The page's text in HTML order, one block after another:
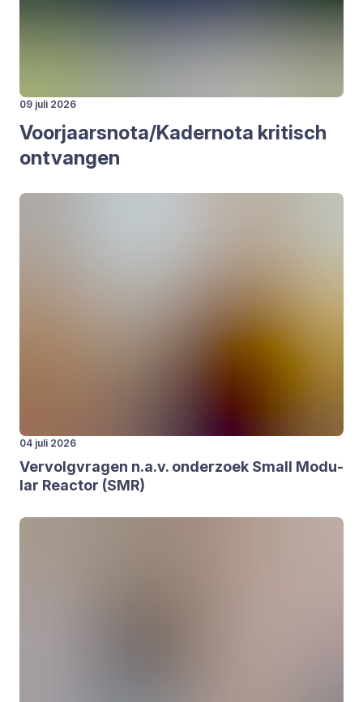
09 juli 2026
Voorjaarsnota/​Kadernota kri­tisch
ont­van­gen
04 juli 2026
Ver­volg­vra­gen n.a.v. onder­zoek Small Modu­
lar Reac­tor (SMR)